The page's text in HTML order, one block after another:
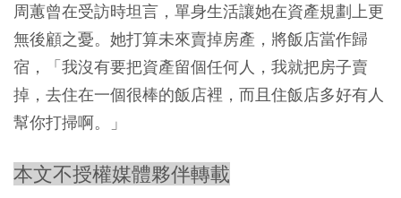
周蕙曾在受訪時坦言，單身生活讓她在資產規劃上更
無後顧之憂。她打算未來賣掉房產，將飯店當作歸
宿，「我沒有要把資產留個任何人，我就把房子賣
掉，去住在一個很棒的飯店裡，而且住飯店多好有人
幫你打掃啊。」
本文不授權媒體夥伴轉載